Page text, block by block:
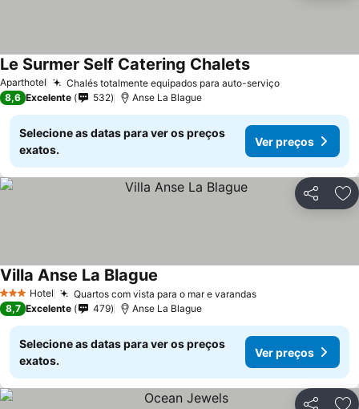
Aparthotel Chalés totalmente equipados para auto-serviço
Le Surmer Self Catering Chalets
8,6 Excelente 532 Anse La Blague
Selecione as datas para ver os preços
exatos.
Ver preços
Partilhar
3 EstrelasHotel Quartos com vista para o mar e varandas
Villa Anse La Blague
8,7 Excelente 479 Anse La Blague
Selecione as datas para ver os preços
exatos.
Ver preços